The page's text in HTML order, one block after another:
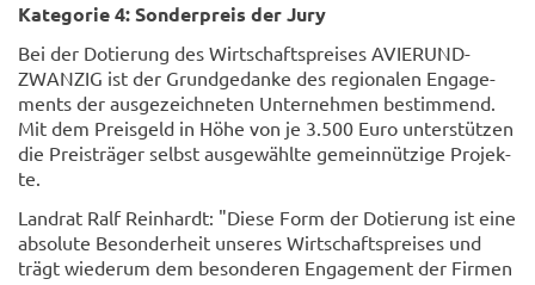
Ka­te­go­rie 4: Son­der­preis der Jury
Bei der Do­tie­rung des Wirt­schafts­prei­ses AVIER­UND­
ZWAN­ZIG ist der Grund­ge­dan­ke des re­gio­na­len En­ga­ge­
ments der aus­ge­zeich­ne­ten Un­ter­neh­men be­stim­mend.
Mit dem Preis­geld in Höhe von je 3.500 Euro un­ter­stüt­zen
die Preis­trä­ger selbst aus­ge­wähl­te ge­mein­nüt­zi­ge Pro­jek­
te.
Land­rat Ralf Rein­hardt: "Diese Form der Do­tie­rung ist eine
ab­so­lu­te Be­son­der­heit un­se­res Wirt­schafts­prei­ses und
trägt wie­der­um dem be­son­de­ren En­ga­ge­ment der Fir­men